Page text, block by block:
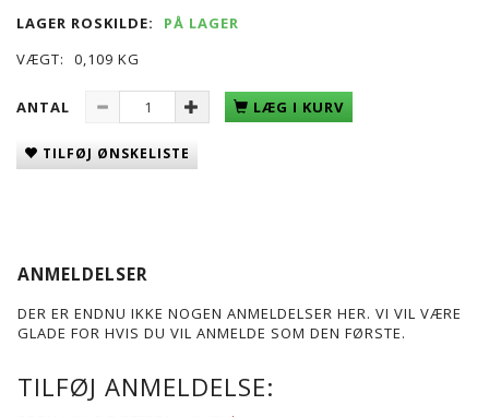
LAGER ROSKILDE:
PÅ LAGER
VÆGT:
0,109 KG
ANTAL LÆG I KURV
TILFØJ ØNSKELISTE
ANMELDELSER
DER ER ENDNU IKKE NOGEN ANMELDELSER HER. VI VIL VÆRE
GLADE FOR HVIS DU VIL ANMELDE SOM DEN FØRSTE.
TILFØJ ANMELDELSE: